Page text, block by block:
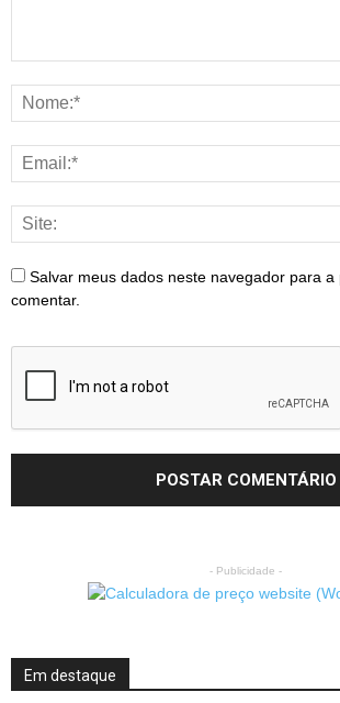
Salvar meus dados neste navegador para a
comentar.
- Publicidade -
Em destaque